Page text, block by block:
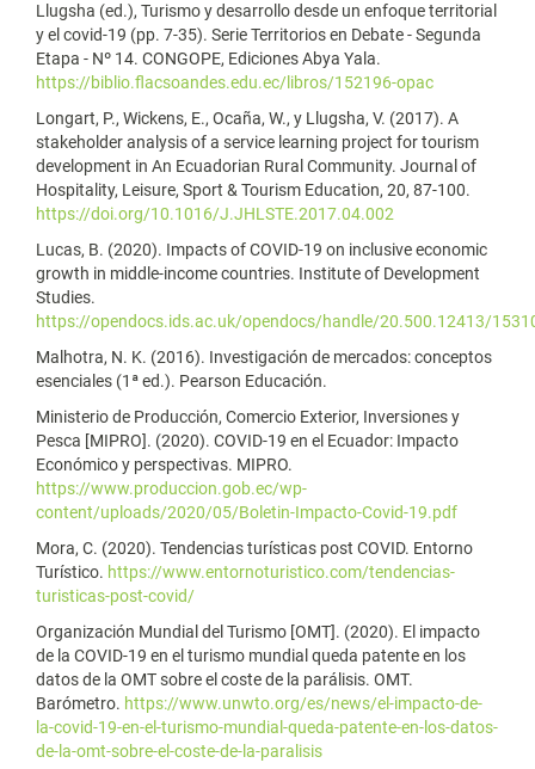
Llugsha (ed.), Turismo y desarrollo desde un enfoque territorial
y el covid-19 (pp. 7-35). Serie Territorios en Debate - Segunda
Etapa - Nº 14. CONGOPE, Ediciones Abya Yala.
https://biblio.flacsoandes.edu.ec/libros/152196-opac
Longart, P., Wickens, E., Ocaña, W., y Llugsha, V. (2017). A
stakeholder analysis of a service learning project for tourism
development in An Ecuadorian Rural Community. Journal of
Hospitality, Leisure, Sport & Tourism Education, 20, 87-100.
https://doi.org/10.1016/J.JHLSTE.2017.04.002
Lucas, B. (2020). Impacts of COVID-19 on inclusive economic
growth in middle-income countries. Institute of Development
Studies.
https://opendocs.ids.ac.uk/opendocs/handle/20.500.12413/
Malhotra, N. K. (2016). Investigación de mercados: conceptos
esenciales (1ª ed.). Pearson Educación.
Ministerio de Producción, Comercio Exterior, Inversiones y
Pesca [MIPRO]. (2020). COVID-19 en el Ecuador: Impacto
Económico y perspectivas. MIPRO.
https://www.produccion.gob.ec/wp-
content/uploads/2020/05/Boletin-Impacto-Covid-19.pdf
Mora, C. (2020). Tendencias turísticas post COVID. Entorno
Turístico. https://www.entornoturistico.com/tendencias-
turisticas-post-covid/
Organización Mundial del Turismo [OMT]. (2020). El impacto
de la COVID-19 en el turismo mundial queda patente en los
datos de la OMT sobre el coste de la parálisis. OMT.
Barómetro. https://www.unwto.org/es/news/el-impacto-de-
la-covid-19-en-el-turismo-mundial-queda-patente-en-los-datos-
de-la-omt-sobre-el-coste-de-la-paralisis